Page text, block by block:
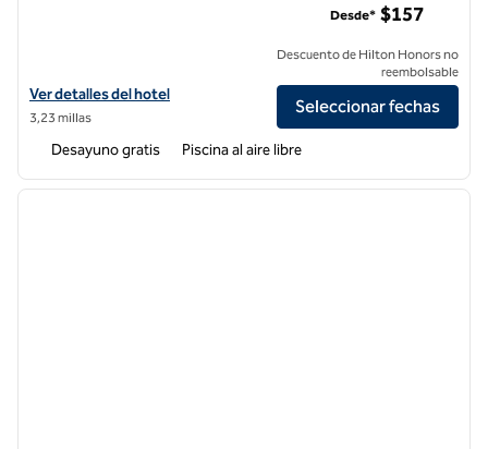
Ver detalles del hotel Homewood Suites by Hilton Irvine Spectrum
Ver detalles del hotel
3,23 millas
Desde* $157
Descuento de Hilton Honors no
reembolsable
Seleccionar fechas
Desayuno gratis Piscina al aire libre
1 de 12